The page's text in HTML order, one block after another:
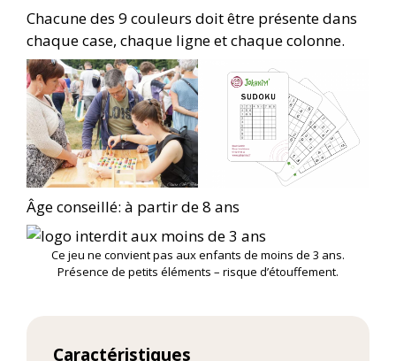
Chacune des 9 couleurs doit être présente dans
chaque case, chaque ligne et chaque colonne.
Âge conseillé: à partir de 8 ans
Ce jeu ne convient pas aux enfants de moins de 3 ans.
Présence de petits éléments – risque d’étouffement.
Caractéristiques